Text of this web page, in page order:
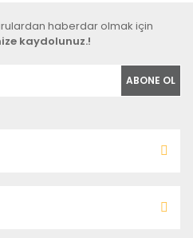
haberdar olmak için
kaydolunuz.!
ABONE OL